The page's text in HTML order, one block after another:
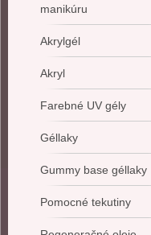
manikúru
Akrylgél
Akryl
Farebné UV gély
Géllaky
Gummy base géllaky
Pomocné tekutiny